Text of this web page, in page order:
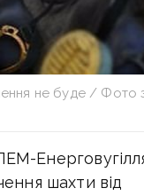
не буде / Фото
шахти від